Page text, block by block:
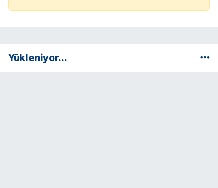
Yükleniyor...